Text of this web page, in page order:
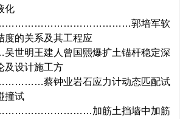
化
郭培军软
度的关系及其工程应
王建人曾国熙爆扩土锚杆稳定深
及设计施工方
蔡钟业岩石应力计动态匹配试
撞试
加筋土挡墙中加筋